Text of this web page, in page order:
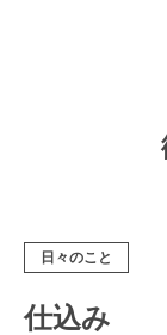
日々のこと
仕込み